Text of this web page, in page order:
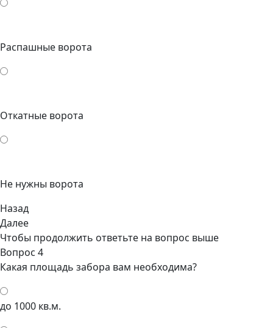
Распашные ворота
Откатные ворота
Не нужны ворота
Назад
Далее
Чтобы продолжить ответьте на вопрос выше
Вопрос 4
Какая площадь забора вам необходима?
до 1000 кв.м.